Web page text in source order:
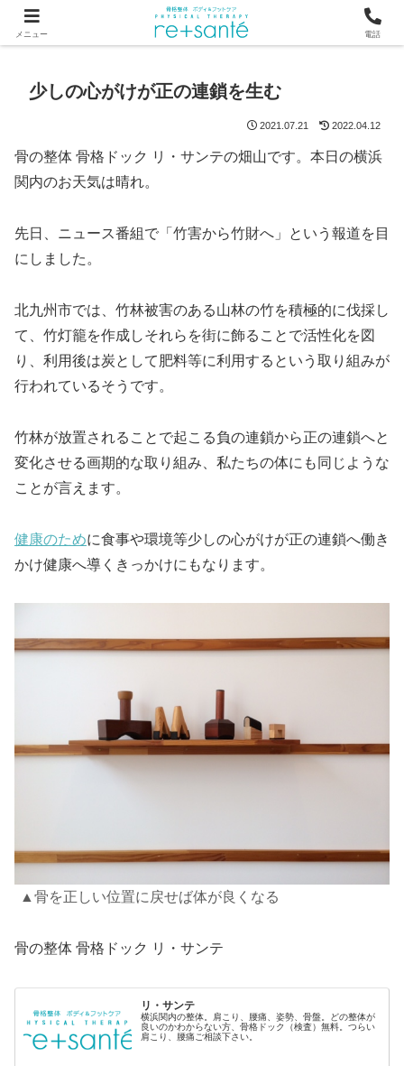
つらい首・肩こり・腰の痛みは、骨から見直す横浜市関内の整体
少しの心がけが正の連鎖を生む
2021.07.21 2022.04.12
骨の整体 骨格ドック リ・サンテの畑山です。本日の横浜
関内のお天気は晴れ。
先日、ニュース番組で「竹害から竹財へ」という報道を目
にしました。
北九州市では、竹林被害のある山林の竹を積極的に伐採し
て、竹灯籠を作成しそれらを街に飾ることで活性化を図
り、利用後は炭として肥料等に利用するという取り組みが
行われているそうです。
竹林が放置されることで起こる負の連鎖から正の連鎖へと
変化させる画期的な取り組み、私たちの体にも同じような
ことが言えます。
健康のために食事や環境等少しの心がけが正の連鎖へ働き
かけ健康へ導くきっかけにもなります。
▲骨を正しい位置に戻せば体が良くなる
骨の整体 骨格ドック リ・サンテ
リ・サンテ
横浜関内の整体。肩こり、腰痛、姿勢、骨盤。どの整体が
良いのかわからない方、骨格ドック（検査）無料。つらい
肩こり、腰痛ご相談下さい。
メニュー 電話